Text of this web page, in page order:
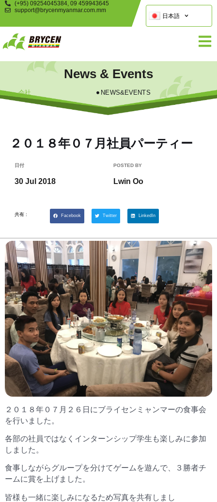
(+95) 09254045384, 09 459943645
support@brycenmyanmar.com.mm
日本語
News & Events
会社 NEWS&EVENTS
２０１８年０７月社員パーティー
日付
30 Jul 2018
POSTED BY
Lwin Oo
共有 : Facebook Twitter LinkedIn
２０１８年０７月２６日にブライセンミャンマーの食事会
を行いました。
各部の社員ではなくインターンシップ学生も楽しみに参加
しました。
食事しながらグループを分けてゲームを遊んで、３勝者チ
ームに賞を上げました。
皆様も一緒に楽しみになるため写真を共有しまし